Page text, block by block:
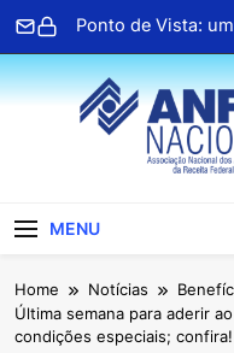
Skip
content
Região Fiscal
Ponto de Vista:
Clipping ANFIP:
Informativo
ANFIP Nacional
Ponto de Vista: um
Clipping ANFIP:
Informativo
ANFIP
MENU
Home Notícias
Última semana para aderir
condições especiais; confira!